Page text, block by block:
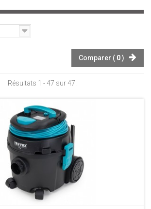
Comparer ( 0)
Résultats 1 - 47 sur 47.